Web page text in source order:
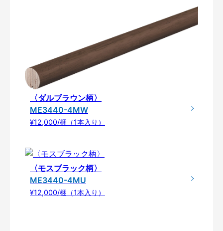
〈ダルブラウン柄〉
ME3440-4MW
¥12,000/梱（1本入り）
〈モスブラック柄〉
ME3440-4MU
¥12,000/梱（1本入り）